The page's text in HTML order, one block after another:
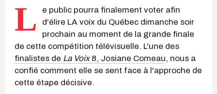
L
e public pourra finalement voter afin
d'élire LA voix du Québec dimanche soir
prochain au moment de la grande finale
de cette compétition télévisuelle. L'une des
finalistes de La Voix8, Josiane Comeau, nous a
confié comment elle se sent face à l'approche de
cette étape décisive.